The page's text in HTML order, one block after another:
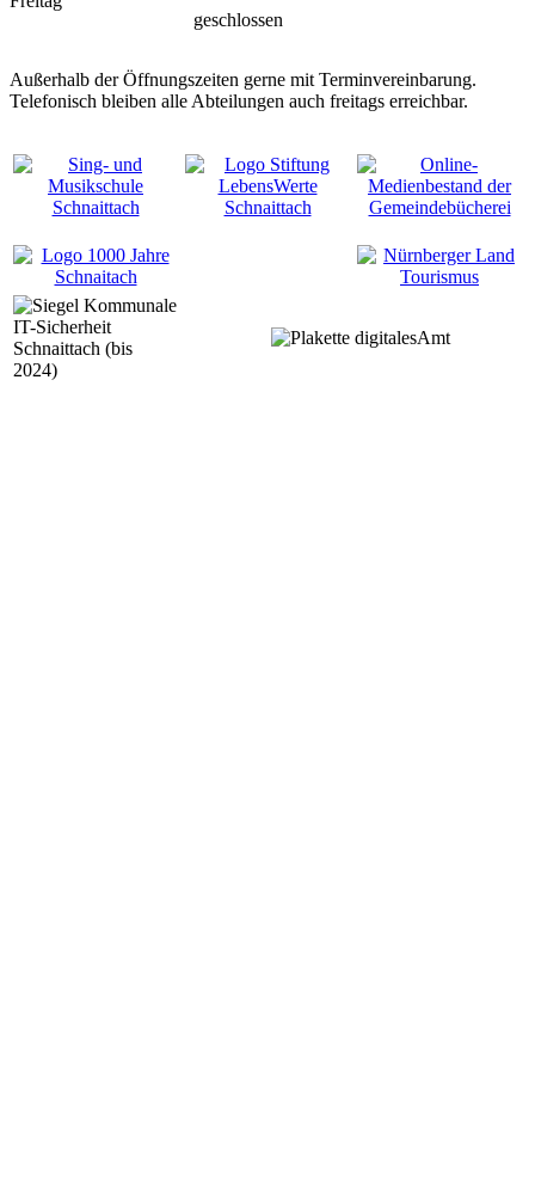
geschlossen
Außerhalb der Öffnungszeiten gerne mit Terminvereinbarung.
Telefonisch bleiben alle Abteilungen auch freitags erreichbar.